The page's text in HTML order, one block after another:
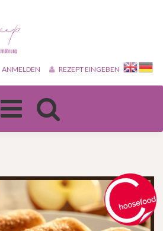
ANMELDEN REZEPT EINGEBEN
Toggle
navigation